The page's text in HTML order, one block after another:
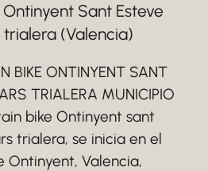
Sant Esteve
trialera (Valencia)
BIKE ONTINYENT SANT
TRIALERA MUNICIPIO
bike Ontinyent sant
trialera, se inicia en el
Ontinyent, Valencia,